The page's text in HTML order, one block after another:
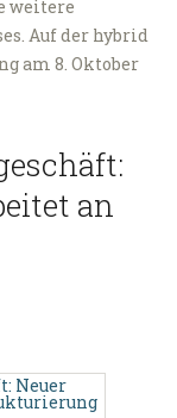
weitere
Auf der hybrid
am 8. Oktober
an